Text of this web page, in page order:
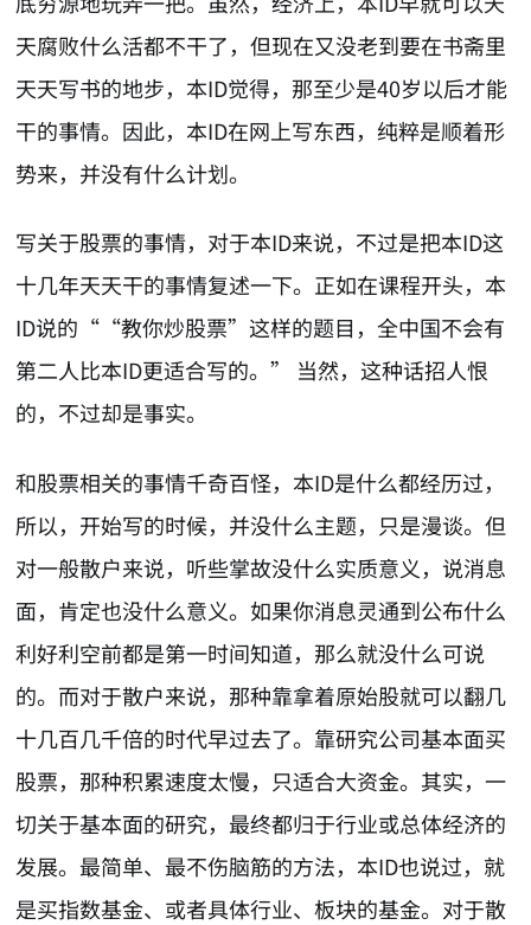
天腐败什么活都不干了，但现在又没老到要在书斋里
天天写书的地步，本ID觉得，那至少是40岁以后才能
干的事情。因此，本ID在网上写东西，纯粹是顺着形
势来，并没有什么计划。
写关于股票的事情，对于本ID来说，不过是把本ID这
十几年天天干的事情复述一下。正如在课程开头，本
ID说的““教你炒股票”这样的题目，全中国不会有
第二人比本ID更适合写的。” 当然，这种话招人恨
的，不过却是事实。
和股票相关的事情千奇百怪，本ID是什么都经历过，
所以，开始写的时候，并没什么主题，只是漫谈。但
对一般散户来说，听些掌故没什么实质意义，说消息
面，肯定也没什么意义。如果你消息灵通到公布什么
利好利空前都是第一时间知道，那么就没什么可说
的。而对于散户来说，那种靠拿着原始股就可以翻几
十几百几千倍的时代早过去了。靠研究公司基本面买
股票，那种积累速度太慢，只适合大资金。其实，一
切关于基本面的研究，最终都归于行业或总体经济的
发展。最简单、最不伤脑筋的方法，本ID也说过，就
是买指数基金、或者具体行业、板块的基金。对于散